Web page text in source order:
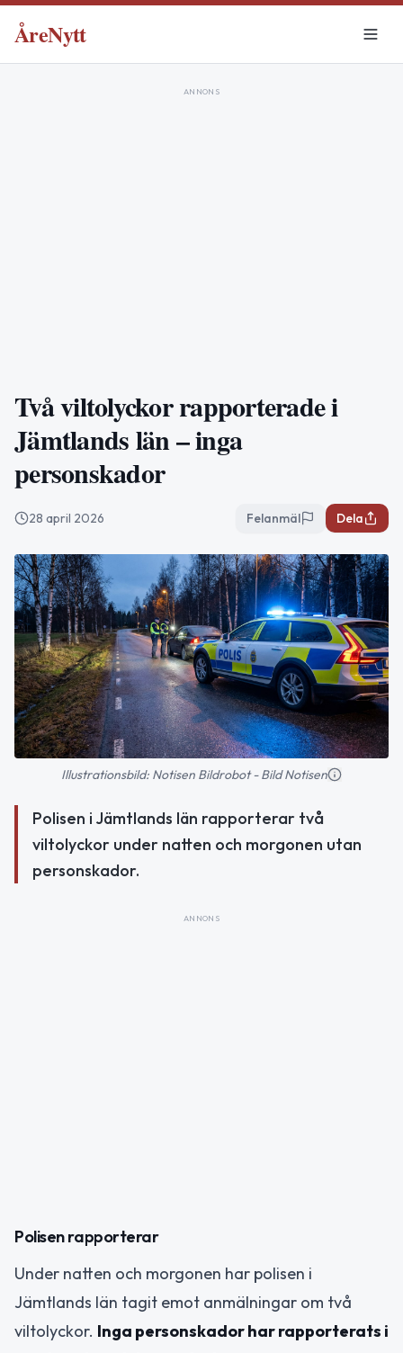
ÅreNytt
ANNONS
Två viltolyckor rapporterade i
Jämtlands län – inga
personskador
28 april 2026 Felanmäl Dela
Illustrationsbild: Notisen Bildrobot - Bild Notisen
Polisen i Jämtlands län rapporterar två
viltolyckor under natten och morgonen utan
personskador.
ANNONS
Polisen rapporterar
Under natten och morgonen har polisen i
Jämtlands län tagit emot anmälningar om två
viltolyckor. Inga personskador har rapporterats i